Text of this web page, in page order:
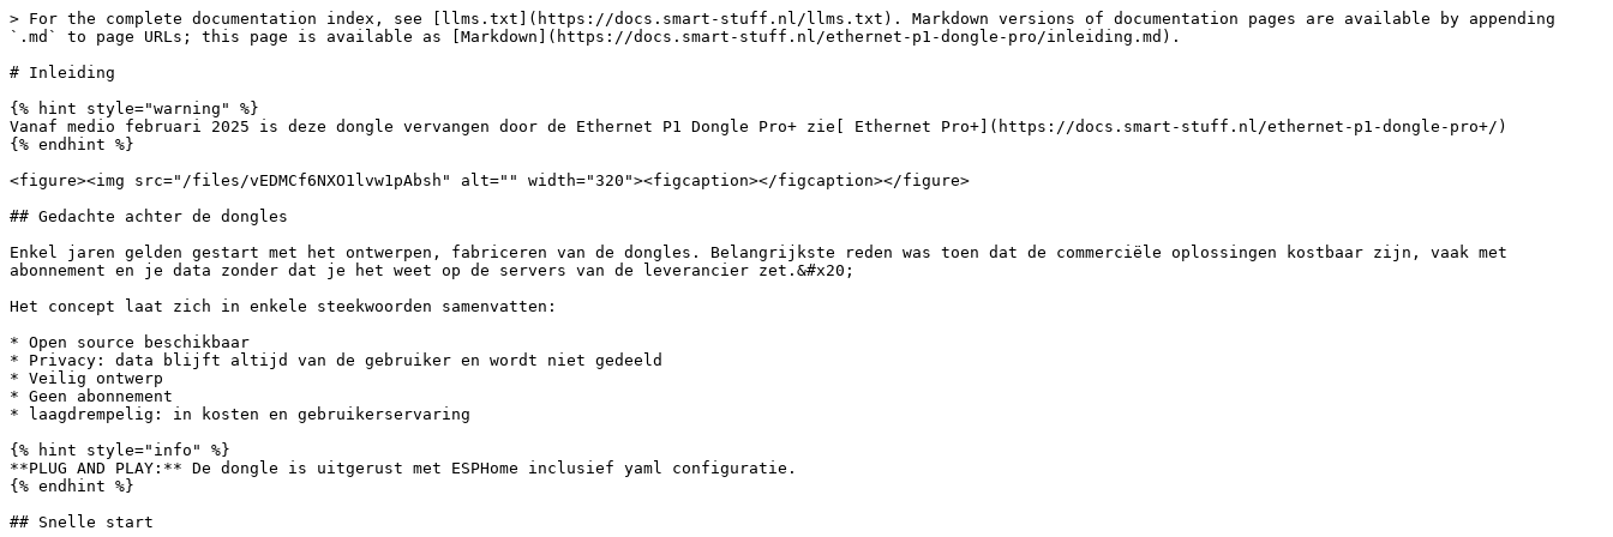
> For the complete documentation index, see [llms.txt](https://docs.smart-stuff.nl/llms.txt). Markdown versions of documentation pages are available by appending
`.md` to page URLs; this page is available as [Markdown](https://docs.smart-stuff.nl/ethernet-p1-dongle-pro/inleiding.md).
# Inleiding
{% hint style="warning" %}
Vanaf medio februari 2025 is deze dongle vervangen door de Ethernet P1 Dongle Pro+ zie[ Ethernet Pro+](https://docs.smart-stuff.nl/ethernet-p1-dongle-pro+/)
{% endhint %}
<figure><img src="/files/vEDMCf6NXO1lvw1pAbsh" alt="" width="320"><figcaption></figcaption></figure>
## Gedachte achter de dongles
Enkel jaren gelden gestart met het ontwerpen, fabriceren van de dongles. Belangrijkste reden was toen dat de commerciële oplossingen kostbaar zijn, vaak met
abonnement en je data zonder dat je het weet op de servers van de leverancier zet.&#x20;
Het concept laat zich in enkele steekwoorden samenvatten:
* Open source beschikbaar
* Privacy: data blijft altijd van de gebruiker en wordt niet gedeeld
* Veilig ontwerp
* Geen abonnement
* laagdrempelig: in kosten en gebruikerservaring
{% hint style="info" %}
**PLUG AND PLAY:** De dongle is uitgerust met ESPHome inclusief yaml configuratie.
{% endhint %}
## Snelle start